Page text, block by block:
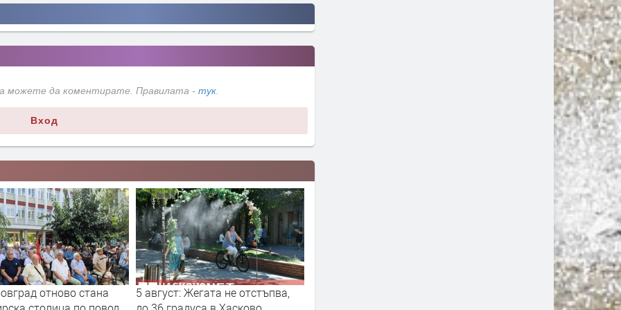
можете да коментирате. Правилата - тук
Вход
Жегата не отстъпва,
Б.Т.Р., Тони Димитрова, Deep
Димитровград ще бъде